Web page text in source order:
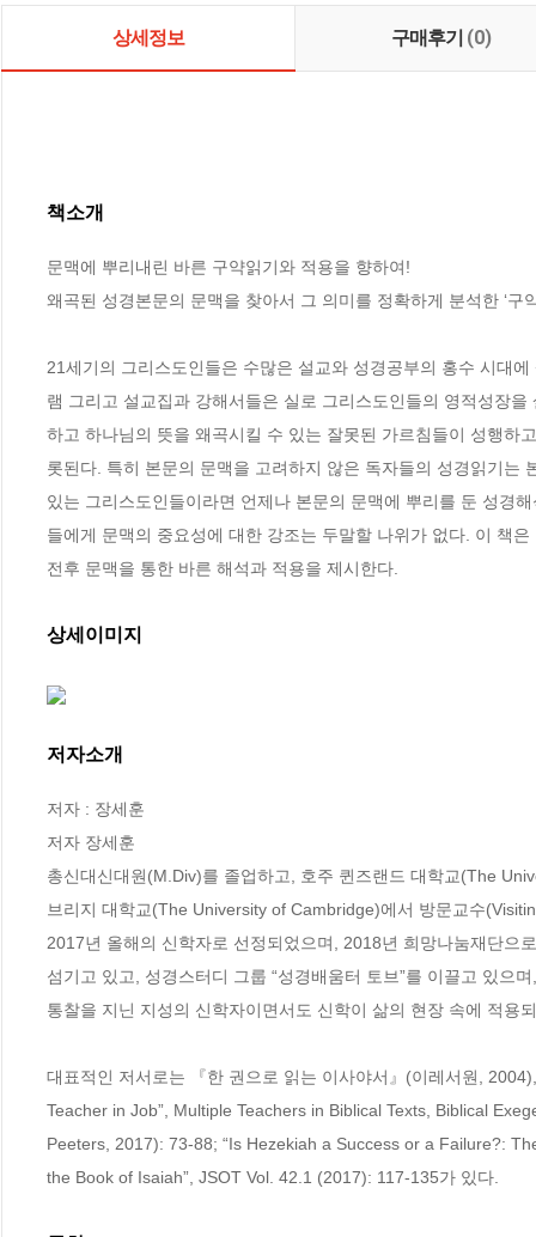
상세정보 구매후기 (0)
책소개
문맥에 뿌리내린 바른 구약읽기와 적용을 향하여!
왜곡된 성경본문의 문맥을 찾아서 그 의미를 정확하게 분석한 ‘구
21세기의 그리스도인들은 수많은 설교와 성경공부의 홍수 시대
램 그리고 설교집과 강해서들은 실로 그리스도인들의 영적성장
하고 하나님의 뜻을 왜곡시킬 수 있는 잘못된 가르침들이 성행하
롯된다. 특히 본문의 문맥을 고려하지 않은 독자들의 성경읽기는
있는 그리스도인들이라면 언제나 본문의 문맥에 뿌리를 둔 성경
들에게 문맥의 중요성에 대한 강조는 두말할 나위가 없다. 이 책
전후 문맥을 통한 바른 해석과 적용을 제시한다.
상세이미지
저자소개
저자 : 장세훈
저자 장세훈
총신대신대원(M.Div)를 졸업하고, 호주 퀸즈랜드 대학교(The
브리지 대학교(The University of Cambridge)에서 방문교수
2017년 올해의 신학자로 선정되었으며, 2018년 희망나눔재단으
섬기고 있고, 성경스터디 그룹 “성경배움터 토브”를 이끌고 있으
통찰을 지닌 지성의 신학자이면서도 신학이 삶의 현장 속에 적용
대표적인 저서로는 『한 권으로 읽는 이사야서』(이레서원,
Teacher in Job”, Multiple Teachers in Biblical Texts, Biblical
Peeters, 2017): 73-88; “Is Hezekiah a Success or a Failure?:
the Book of Isaiah”, JSOT Vol. 42.1 (2017): 117-135가 있다.